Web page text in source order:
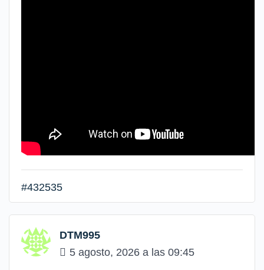
#432535
DTM995
5 agosto, 2026 a las 09:45